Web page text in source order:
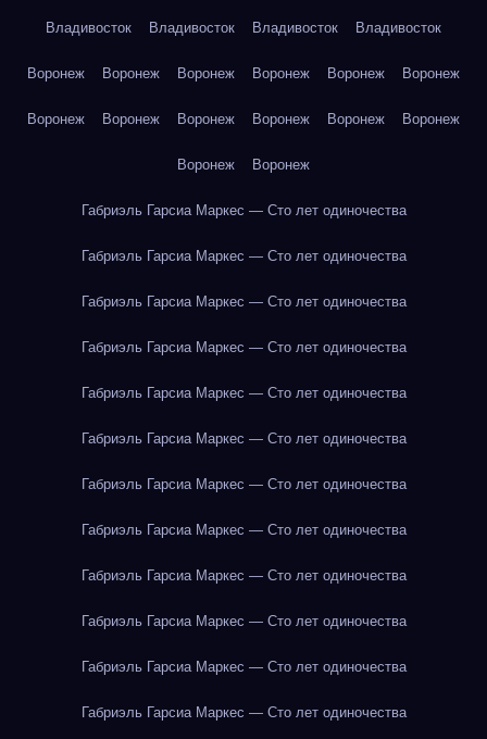
Владивосток Владивосток Владивосток Владивосток
Воронеж Воронеж Воронеж Воронеж Воронеж Воронеж
Воронеж Воронеж Воронеж Воронеж Воронеж Воронеж
Воронеж Воронеж
Габриэль Гарсиа Маркес — Сто лет одиночества
Габриэль Гарсиа Маркес — Сто лет одиночества
Габриэль Гарсиа Маркес — Сто лет одиночества
Габриэль Гарсиа Маркес — Сто лет одиночества
Габриэль Гарсиа Маркес — Сто лет одиночества
Габриэль Гарсиа Маркес — Сто лет одиночества
Габриэль Гарсиа Маркес — Сто лет одиночества
Габриэль Гарсиа Маркес — Сто лет одиночества
Габриэль Гарсиа Маркес — Сто лет одиночества
Габриэль Гарсиа Маркес — Сто лет одиночества
Габриэль Гарсиа Маркес — Сто лет одиночества
Габриэль Гарсиа Маркес — Сто лет одиночества